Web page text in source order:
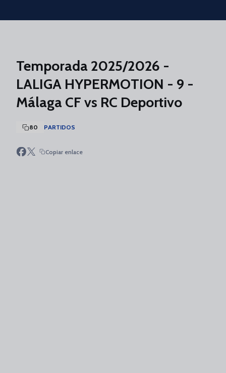
Skip to main content
Temporada 2025/2026 -
LALIGA HYPERMOTION - 9 -
Málaga CF vs RC Deportivo
80 PARTIDOS
Copiar enlace